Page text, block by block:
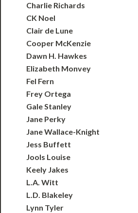
Charlie Richards
CK Noel
Clair de Lune
Cooper McKenzie
Dawn H. Hawkes
Elizabeth Monvey
Fel Fern
Frey Ortega
Gale Stanley
Jane Perky
Jane Wallace-Knight
Jess Buffett
Jools Louise
Keely Jakes
L.A. Witt
L.D. Blakeley
Lynn Tyler